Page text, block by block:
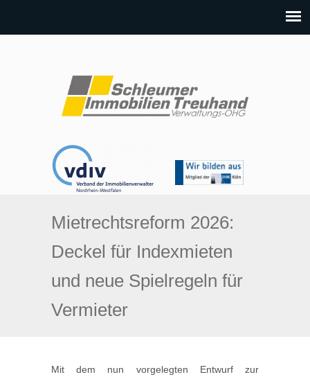
Mietrechtsreform 2026:
Deckel für Indexmieten
und neue Spielregeln für
Vermieter
Mit dem nun vorgelegten Entwurf zur